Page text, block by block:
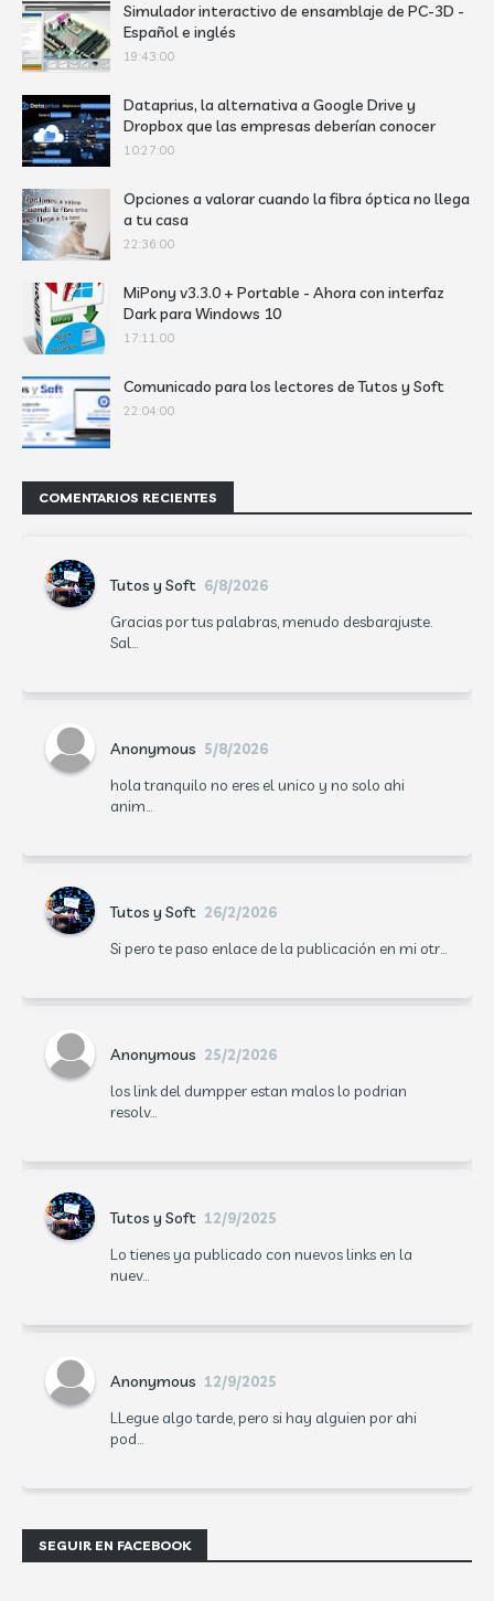
Simulador interactivo de ensamblaje de PC-3D -
Español e inglés
19:43:00
Dataprius, la alternativa a Google Drive y
Dropbox que las empresas deberían conocer
10:27:00
Opciones a valorar cuando la fibra óptica no llega
a tu casa
22:36:00
MiPony v3.3.0 + Portable - Ahora con interfaz
Dark para Windows 10
17:11:00
Comunicado para los lectores de Tutos y Soft
22:04:00
COMENTARIOS RECIENTES
Tutos y Soft 6/8/2026
Gracias por tus palabras, menudo desbarajuste.
Sal...
Anonymous 5/8/2026
hola tranquilo no eres el unico y no solo ahi
anim...
Tutos y Soft 26/2/2026
Si pero te paso enlace de la publicación en mi otr...
Anonymous 25/2/2026
los link del dumpper estan malos lo podrian
resolv...
Tutos y Soft 12/9/2025
Lo tienes ya publicado con nuevos links en la
nuev...
Anonymous 12/9/2025
LLegue algo tarde, pero si hay alguien por ahi
pod...
SEGUIR EN FACEBOOK